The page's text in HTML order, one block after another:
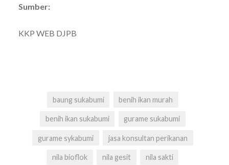
Sumber:
KKP WEB DJPB
baung sukabumi benih ikan murah
benih ikan sukabumi gurame sukabumi
gurame sykabumi jasa konsultan perikanan
nila bioflok nila gesit nila sakti